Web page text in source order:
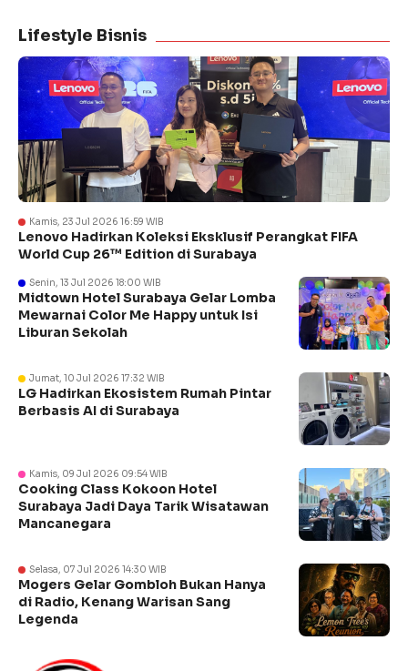
Lifestyle Bisnis
Kamis, 23 Jul 2026 16:59 WIB
Lenovo Hadirkan Koleksi Eksklusif Perangkat FIFA
World Cup 26™ Edition di Surabaya
Senin, 13 Jul 2026 18:00 WIB
Midtown Hotel Surabaya Gelar Lomba
Mewarnai Color Me Happy untuk Isi
Liburan Sekolah
Jumat, 10 Jul 2026 17:32 WIB
LG Hadirkan Ekosistem Rumah Pintar
Berbasis AI di Surabaya
Kamis, 09 Jul 2026 09:54 WIB
Cooking Class Kokoon Hotel
Surabaya Jadi Daya Tarik Wisatawan
Mancanegara
Selasa, 07 Jul 2026 14:30 WIB
Mogers Gelar Gombloh Bukan Hanya
di Radio, Kenang Warisan Sang
Legenda